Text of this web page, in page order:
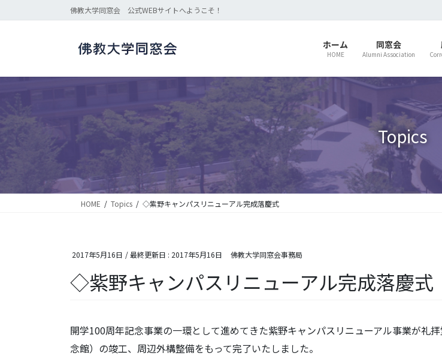
ン
に
ビ
ョ
移
動
佛教大学同窓会 公式WEBサイトへようこそ！
ホーム
HOME
同窓会
Alumni Association
Topics
HOME Topics ◇紫野キャンパスリニューアル完成落慶式
2017年5月16日 / 最終更新日 : 2017年5月16日 佛教大学同窓会事務局
◇紫野キャンパスリニューアル完成落慶式
開学100周年記念事業の一環として進めてきた紫野キャンパスリニューアル事業が礼
念館）の竣工、周辺外構整備をもって完了いたしました。